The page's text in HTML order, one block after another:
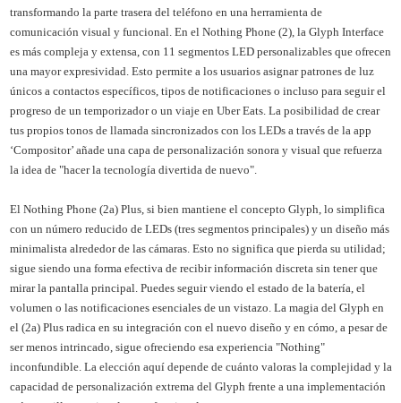
transformando la parte trasera del teléfono en una herramienta de
comunicación visual y funcional. En el Nothing Phone (2), la Glyph Interface
es más compleja y extensa, con 11 segmentos LED personalizables que ofrecen
una mayor expresividad. Esto permite a los usuarios asignar patrones de luz
únicos a contactos específicos, tipos de notificaciones o incluso para seguir el
progreso de un temporizador o un viaje en Uber Eats. La posibilidad de crear
tus propios tonos de llamada sincronizados con los LEDs a través de la app
‘Compositor’ añade una capa de personalización sonora y visual que refuerza
la idea de "hacer la tecnología divertida de nuevo".
El Nothing Phone (2a) Plus, si bien mantiene el concepto Glyph, lo simplifica
con un número reducido de LEDs (tres segmentos principales) y un diseño más
minimalista alrededor de las cámaras. Esto no significa que pierda su utilidad;
sigue siendo una forma efectiva de recibir información discreta sin tener que
mirar la pantalla principal. Puedes seguir viendo el estado de la batería, el
volumen o las notificaciones esenciales de un vistazo. La magia del Glyph en
el (2a) Plus radica en su integración con el nuevo diseño y en cómo, a pesar de
ser menos intrincado, sigue ofreciendo esa experiencia "Nothing"
inconfundible. La elección aquí depende de cuánto valoras la complejidad y la
capacidad de personalización extrema del Glyph frente a una implementación